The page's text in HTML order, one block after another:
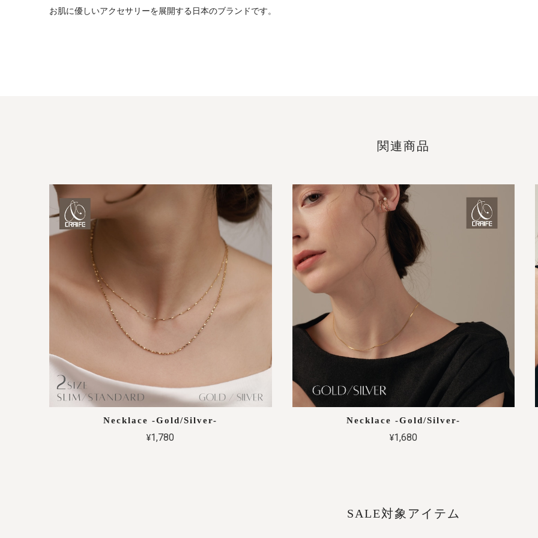
お肌に優しいアクセサリーを展開する日本のブランドです。
関連商品
Necklace -Gold/Silver-
¥1,780
Necklace -Gold/Silver-
¥1,680
SALE対象アイテム